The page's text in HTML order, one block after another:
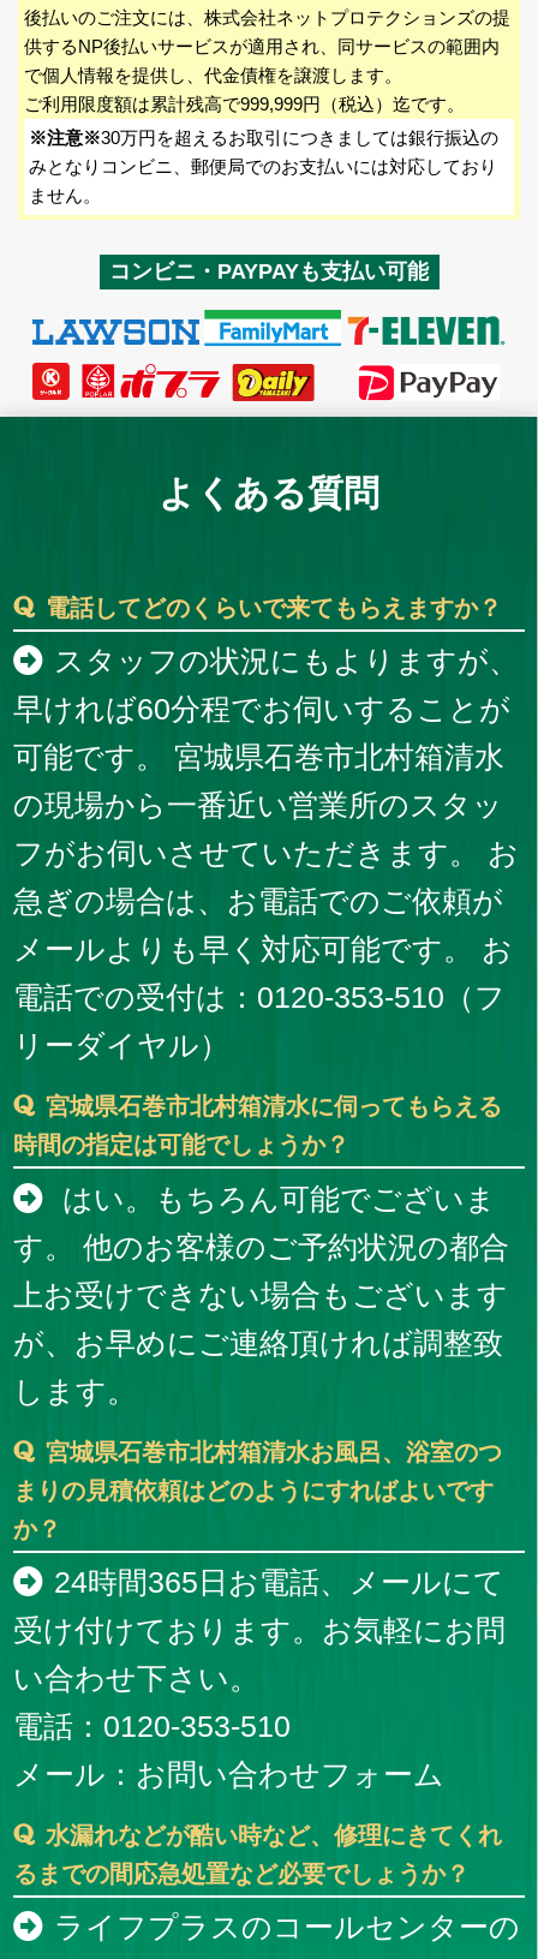
後払いのご注文には、株式会社ネットプロテクションズの提
供するNP後払いサービスが適用され、同サービスの範囲内
で個人情報を提供し、代金債権を譲渡します。
ご利用限度額は累計残高で999,999円（税込）迄です。
※注意※30万円を超えるお取引につきましては銀行振込の
みとなりコンビニ、郵便局でのお支払いには対応しており
ません。
コンビニ・PAYPAYも支払い可能
よくある質問
電話してどのくらいで来てもらえますか？
スタッフの状況にもよりますが、
早ければ60分程でお伺いすることが
可能です。 宮城県石巻市北村箱清水
の現場から一番近い営業所のスタッ
フがお伺いさせていただきます。 お
急ぎの場合は、お電話でのご依頼が
メールよりも早く対応可能です。 お
電話での受付は：0120-353-510（フ
リーダイヤル）
宮城県石巻市北村箱清水に伺ってもらえる
時間の指定は可能でしょうか？
はい。もちろん可能でございま
す。 他のお客様のご予約状況の都合
上お受けできない場合もございます
が、お早めにご連絡頂ければ調整致
します。
宮城県石巻市北村箱清水お風呂、浴室のつ
まりの見積依頼はどのようにすればよいです
か？
24時間365日お電話、メールにて
受け付けております。お気軽にお問
い合わせ下さい。
電話：0120-353-510
メール： お問い合わせフォーム
水漏れなどが酷い時など、修理にきてくれ
るまでの間応急処置など必要でしょうか？
ライフプラスのコールセンターの